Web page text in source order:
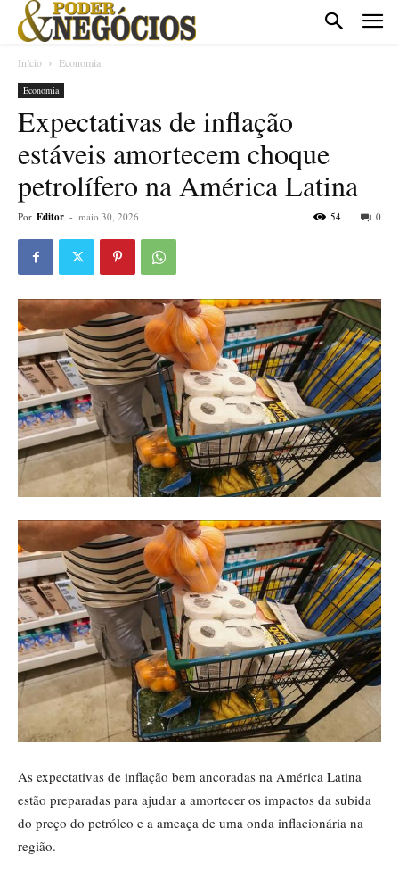
Início Economia
Economia
Expectativas de inflação
estáveis amortecem choque
petrolífero na América Latina
Por Editor - maio 30, 2026 0
54
As expectativas de inflação bem ancoradas na América Latina
estão preparadas para ajudar a amortecer os impactos da subida
do preço do petróleo e a ameaça de uma onda inflacionária na
região.